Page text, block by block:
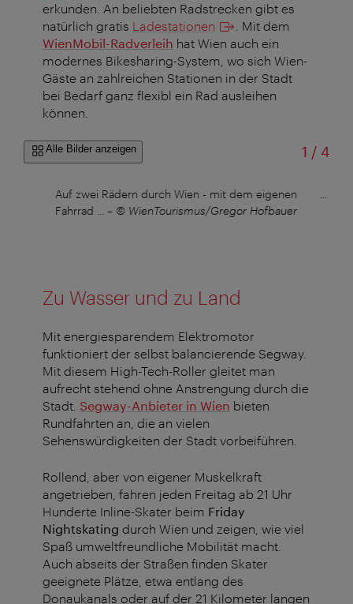
erkunden. An beliebten Radstrecken gibt es
natürlich gratis Ladestationen
. Mit dem
WienMobil-Radverleih hat Wien auch ein
modernes Bikesharing-System, wo sich Wien-
Gäste an zahlreichen Stationen in der Stadt
bei Bedarf ganz flexibl ein Rad ausleihen
können.
Alle Bilder anzeigen 1 /von
4
Auf zwei Rädern durch Wien - mit dem eigenen
Fahrrad ...
– © WienTourismus/Gregor Hofbauer
Zu Wasser und zu Land
Mit energiesparendem Elektromotor
funktioniert der selbst balancierende Segway.
Mit diesem High-Tech-Roller gleitet man
aufrecht stehend ohne Anstrengung durch die
Stadt. Segway-Anbieter in Wien bieten
Rundfahrten an, die an vielen
Sehenswürdigkeiten der Stadt vorbeiführen.
Rollend, aber von eigener Muskelkraft
angetrieben, fahren jeden Freitag ab 21 Uhr
Hunderte Inline-Skater beim Friday
Nightskating durch Wien und zeigen, wie viel
Spaß umweltfreundliche Mobilität macht.
Auch abseits der Straßen finden Skater
geeignete Plätze, etwa entlang des
Donaukanals oder auf der 21 Kilometer langen